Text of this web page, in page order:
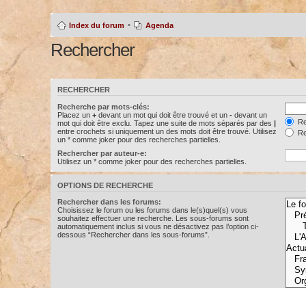
Index du forum • Agenda
Rechercher
RECHERCHER
Recherche par mots-clés:
Placez un +devant un mot qui doit être trouvé et un -devant un
mot qui doit être exclu. Tapez une suite de mots séparés par des |
entre crochets si uniquement un des mots doit être trouvé. Utilisez
un * comme joker pour des recherches partielles.
Rechercher par auteur-e:
Utilisez un * comme joker pour des recherches partielles.
OPTIONS DE RECHERCHE
Rechercher dans les forums:
Choisissez le forum ou les forums dans le(s)quel(s) vous
souhaitez effectuer une recherche. Les sous-forums sont
automatiquement inclus si vous ne désactivez pas l’option ci-
dessous “Rechercher dans les sous-forums”.